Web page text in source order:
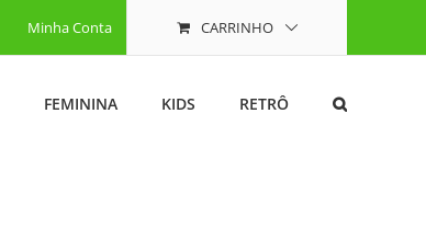
Minha Conta CARRINHO
FEMININA KIDS RETRÔ